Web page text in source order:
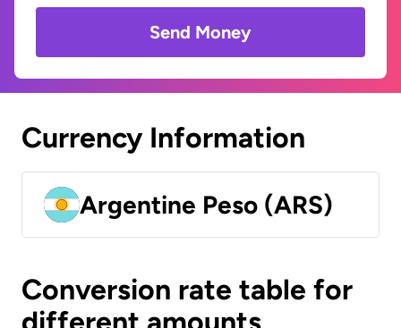
Send Money
Currency Information
Argentine Peso (ARS)
Conversion rate table for